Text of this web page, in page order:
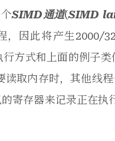
SIMD通道(SIMD
因此将产生2000/
方式和上面的例子类
取内存时，其他线
寄存器来记录正在执